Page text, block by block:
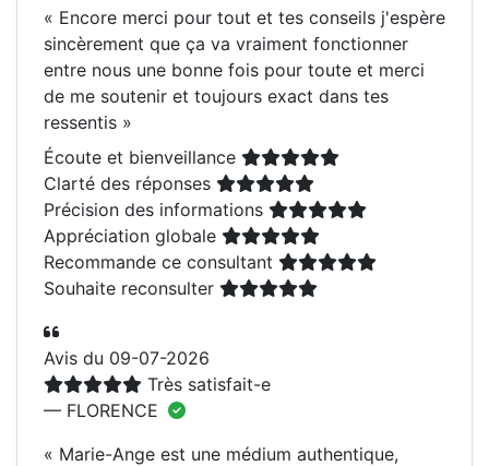
« Encore merci pour tout et tes conseils j'espère
sincèrement que ça va vraiment fonctionner
entre nous une bonne fois pour toute et merci
de me soutenir et toujours exact dans tes
ressentis »
Écoute et bienveillance
Clarté des réponses
Précision des informations
Appréciation globale
Recommande ce consultant
Souhaite reconsulter
Avis du 09-07-2026
Très satisfait-e
— FLORENCE
« Marie-Ange est une médium authentique,